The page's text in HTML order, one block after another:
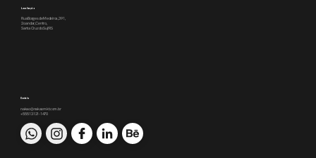
Localização
Rua Borges de Medeiros, 391,
2o andar, Centro,
Santa Cruz do Sul/RS
Contato
nakao@nakaomkt.com.br
+55 51 3121-1470